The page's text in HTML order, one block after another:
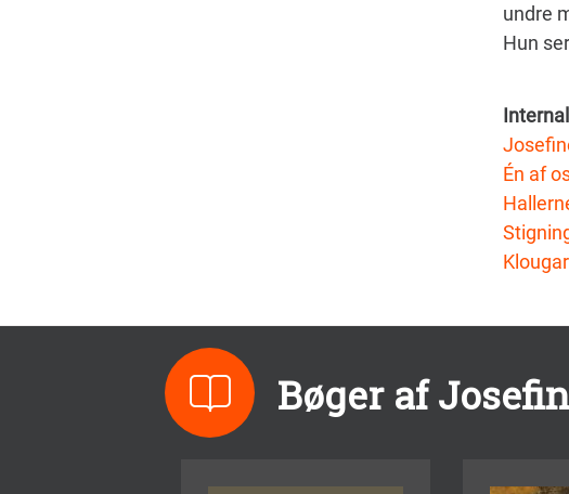
undre
Hun
Én af
Bøger af